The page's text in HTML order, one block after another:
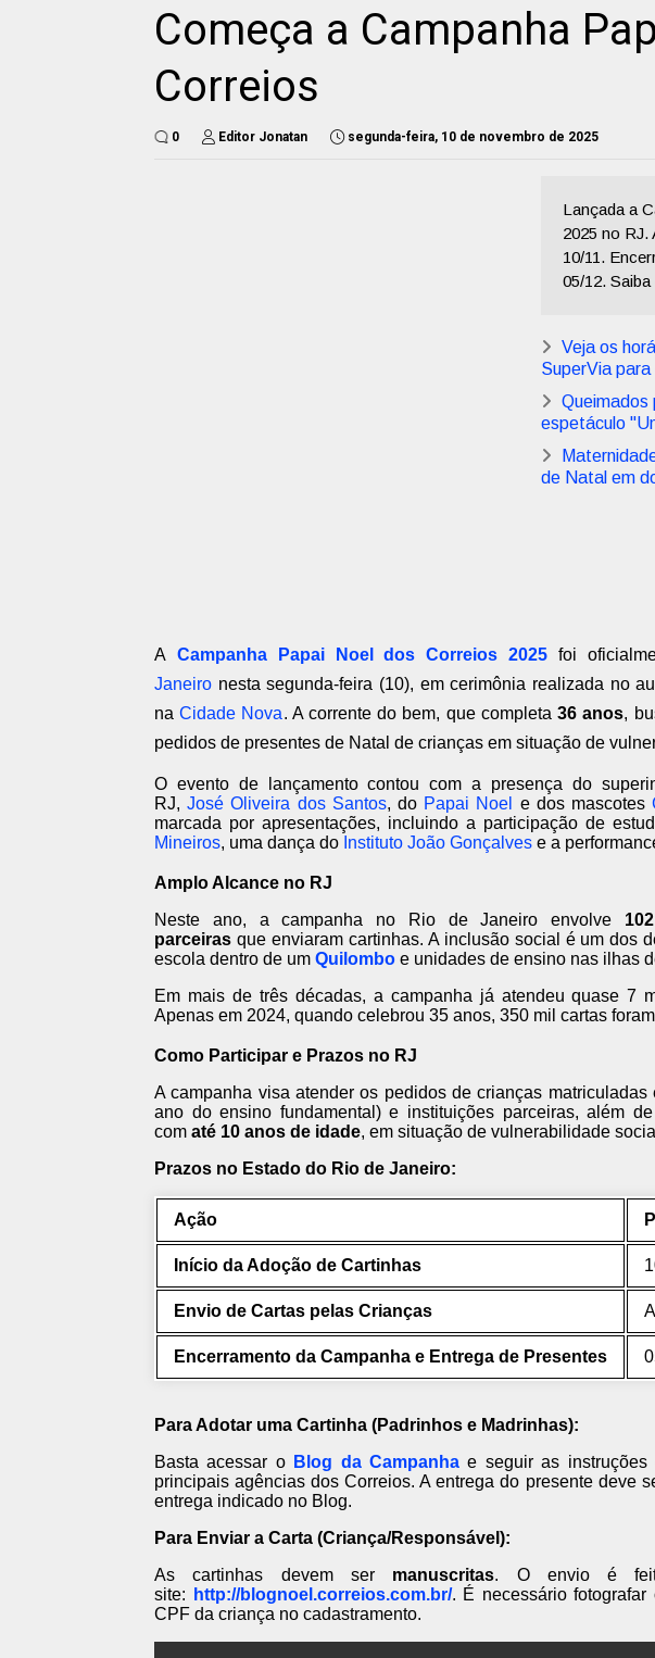
Começa a Campanha
Correios
0 Editor Jonatan segunda-feira, 10 de novembro de 2025
Lançada a
2025 no
10/11.
05/12.
Veja os
SuperVia
Queimados
espetáculo
de Natal em
A Campanha Papai Noel dos Correios 2025 foi
Janeiro nesta segunda-feira (10), em cerimônia realizada no
naCidade Nova. A corrente do bem, que completa 36 anos,
pedidos de presentes de Natal de crianças em situação de
O evento de lançamento contou com a presença do
RJ,José Oliveira dos Santos, do Papai Noel e dos mascotes
marcada por apresentações, incluindo a participação de
Mineiros, uma dança do Instituto João Gonçalves e a
Amplo Alcance no RJ
Neste ano, a campanha no Rio de Janeiro envolve
parceiras que enviaram cartinhas. A inclusão social é um dos
escola dentro de um Quilombo e unidades de ensino nas ilhas
Em mais de três décadas, a campanha já atendeu quase 7
Apenas em 2024, quando celebrou 35 anos, 350 mil cartas
Como Participar e Prazos no RJ
A campanha visa atender os pedidos de crianças
ano do ensino fundamental) e instituições parceiras, além
com até 10 anos de idade, em situação de vulnerabilidade
Prazos no Estado do Rio de Janeiro:
Ação
Início da Adoção de Cartinhas
Envio de Cartas pelas Crianças
Encerramento da Campanha e Entrega de Presentes
Para Adotar uma Cartinha (Padrinhos e Madrinhas):
Basta acessar o Blog da Campanha e seguir as instruções
principais agências dos Correios. A entrega do presente deve
entrega indicado no Blog.
Para Enviar a Carta (Criança/Responsável):
As cartinhas devem ser manuscritas. O envio é
site:
http://blognoel.correios.com.br/. É necessário
CPF da criança no cadastramento.